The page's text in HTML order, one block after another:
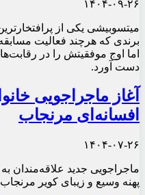
۱۴۰۴-۰۹-۲۶
میتسوبیشی یکی از
برندی که هرچند فعالیت
اما اوج موفقیتش را در
دست آورد.
آغاز ماجراجویی
افسانه‌ای مرنجاب
۱۴۰۴-۰۷-۲۶
ماجراجویی جدید علاقه‌مندان
پهنه وسیع و زیبای کویر